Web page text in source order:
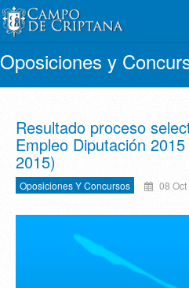
Oposiciones y
Resultado proceso
Empleo Diputación
2015)
Oposiciones Y Concursos 08